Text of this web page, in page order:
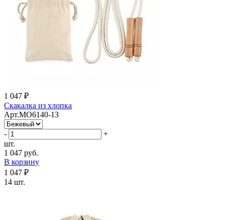
1 047 ₽
Скакалка из хлопка
Арт.MO6140-13
-
+
шт.
1 047 руб.
В корзину
1 047 ₽
14 шт.